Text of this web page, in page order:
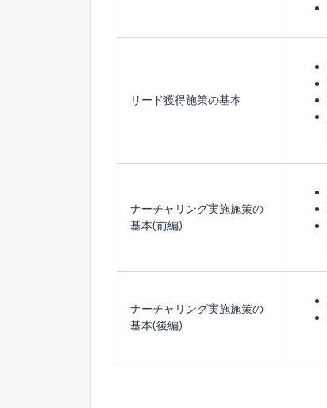
リード獲得施策の基本
ナーチャリング実施施策の
基本(前編)
ナーチャリング実施施策の
基本(後編)